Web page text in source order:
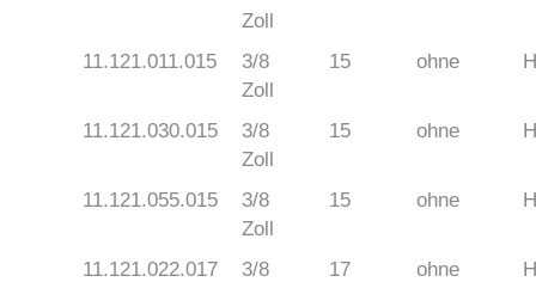
Zoll
11.121.011.015
3/8
Zoll
15 ohne
11.121.030.015
3/8
Zoll
15 ohne
11.121.055.015
3/8
Zoll
15 ohne
11.121.022.017
3/8
17 ohne